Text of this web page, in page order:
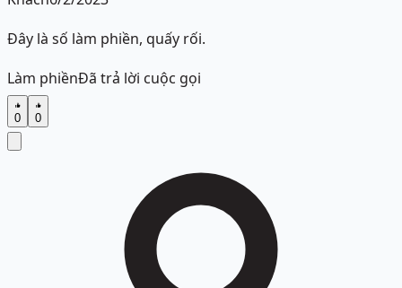
Đây là số làm phiền, quấy rối.
Làm phiềnĐã trả lời cuộc gọi
0 0